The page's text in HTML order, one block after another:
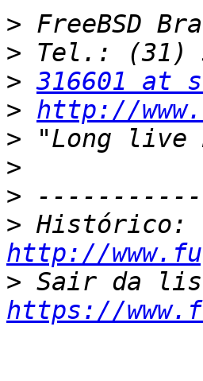
>
>
> 316601 at
> http://
>
>
>
>
http://
>
https://